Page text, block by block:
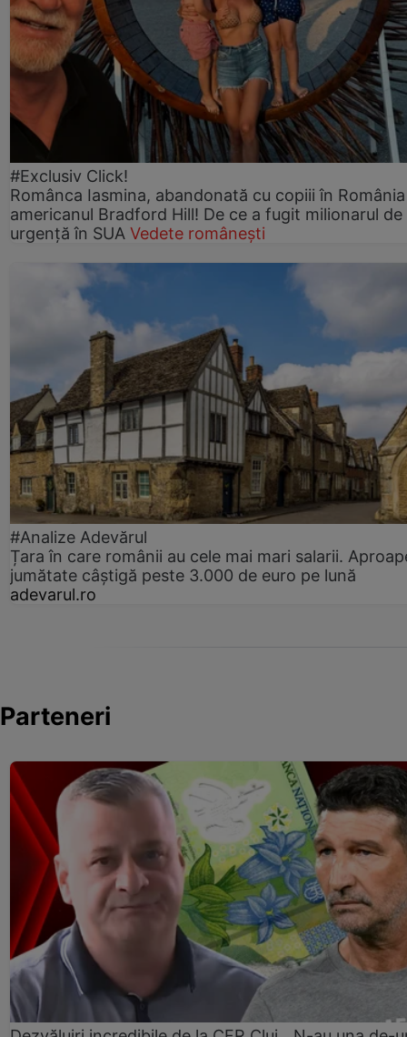
#Exclusiv Click!
Românca Iasmina, abandonată cu copiii în
americanul Bradford Hill! De ce a fugit milionarul de
urgență în SUA Vedete românești
#Analize Adevărul
Țara în care românii au cele mai mari salarii.
jumătate câștigă peste 3.000 de euro pe lună
adevarul.ro
Parteneri